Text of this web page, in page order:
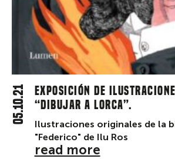
Exposición de
“Dibujar a Lorca”.
05.10.21
Ilustraciones originales de la
"Federico" de Ilu Ros
read more